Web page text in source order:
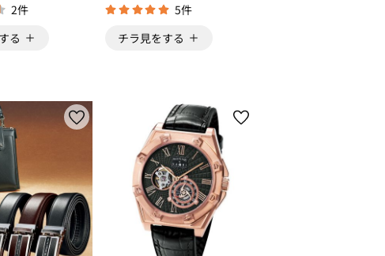
2件
る
5件
チラ見をする